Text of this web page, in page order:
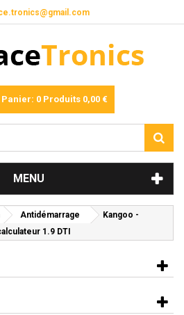
Panier: 0 Produits 0,00 €
MENU
Antidémarrage
Kangoo -
1.9 DTI